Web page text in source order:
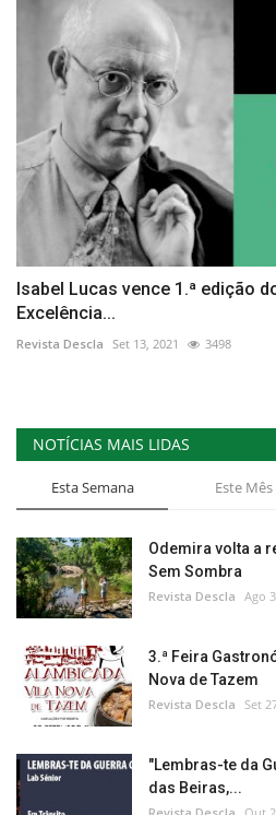
Isabel Lucas vence 1.ª edição
Excelência...
Revista Descla Set 13, 2021 3498
NOTÍCIAS MAIS LIDAS
Esta Semana Este Mês
Odemira volta a
Sem Sombra
Revista Descla Ago
3.ª Feira
Nova de Tazem
Revista Descla Set
"Lembras-te da
das Beiras,...